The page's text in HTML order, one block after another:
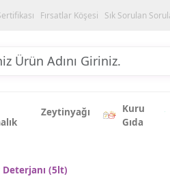
Fırsatlar Köşesi Sık Sorulan
Zeytinyağı
Kuru
Gıda
Deterjanı (5lt)